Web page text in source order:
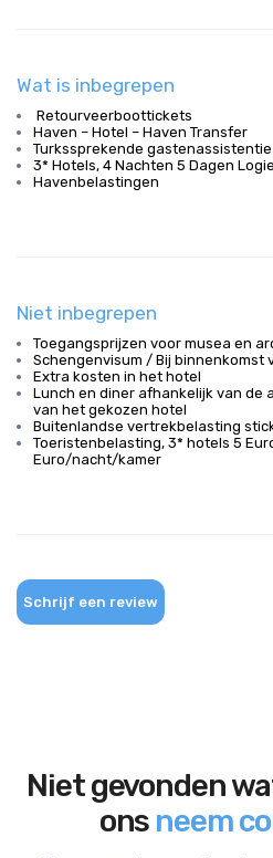
Wat is inbegrepen
Retourveerboottickets
Haven – Hotel – Haven Transfer
Turkssprekende gastenassistentie
3* Hotels, 4 Nachten 5 Dagen
Havenbelastingen
Niet inbegrepen
Toegangsprijzen voor musea en
Schengenvisum / Bij binnenkomst
Extra kosten in het hotel
Lunch en diner afhankelijk van de
van het gekozen hotel
Buitenlandse vertrekbelasting
Toeristenbelasting, 3* hotels 5
Euro/nacht/kamer
Schrijf een review
Niet gevonden
ons neem